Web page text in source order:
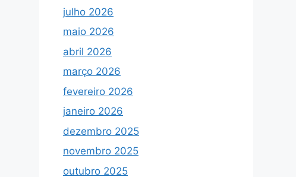
julho 2026
maio 2026
abril 2026
março 2026
fevereiro 2026
janeiro 2026
dezembro 2025
novembro 2025
outubro 2025